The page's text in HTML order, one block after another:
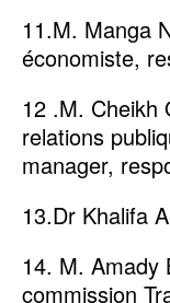
11.M. Manga
économiste,
12 .M. Cheikh
relations
manager,
13.Dr Khalifa
14. M. Amady
commission